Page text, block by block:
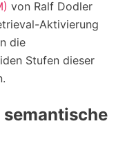
von Ralf Dodler
Aktivierung
die
Stufen dieser